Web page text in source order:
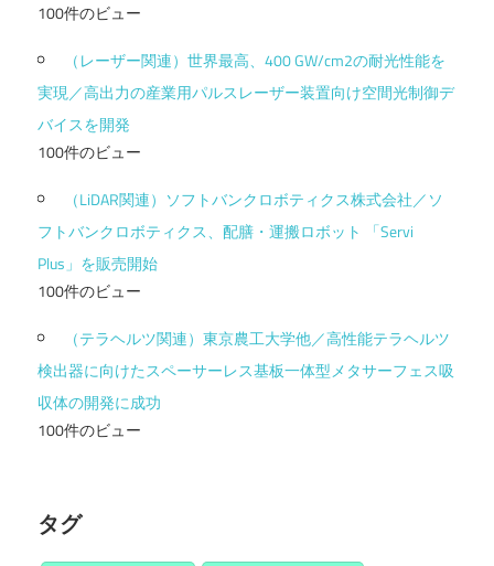
100件のビュー
（レーザー関連）世界最高、400 GW/cm2の耐光性能を
実現／高出力の産業用パルスレーザー装置向け空間光制御デ
バイスを開発
100件のビュー
（LiDAR関連）ソフトバンクロボティクス株式会社／ソ
フトバンクロボティクス、配膳・運搬ロボット 「Servi
Plus」を販売開始
100件のビュー
（テラヘルツ関連）東京農工大学他／高性能テラヘルツ
検出器に向けたスペーサーレス基板一体型メタサーフェス吸
収体の開発に成功
100件のビュー
タグ